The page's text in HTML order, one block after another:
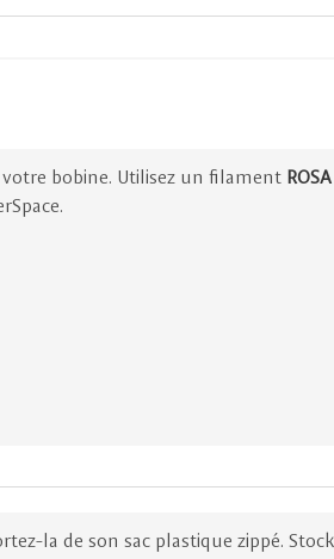
bobine. Utilisez un filament
la de son sac plastique zippé.